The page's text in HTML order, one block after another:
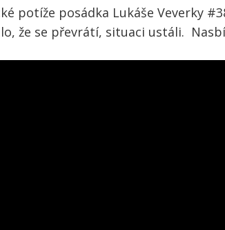
potíže posádka Lukáše Veverky
že se převrátí, situaci ustáli.